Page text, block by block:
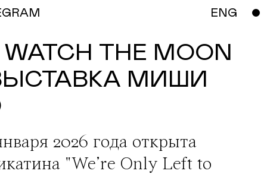
ENG
WATCH THE MOON
ВЫСТАВКА МИШИ
2026 года открыта
"We’re Only Left to